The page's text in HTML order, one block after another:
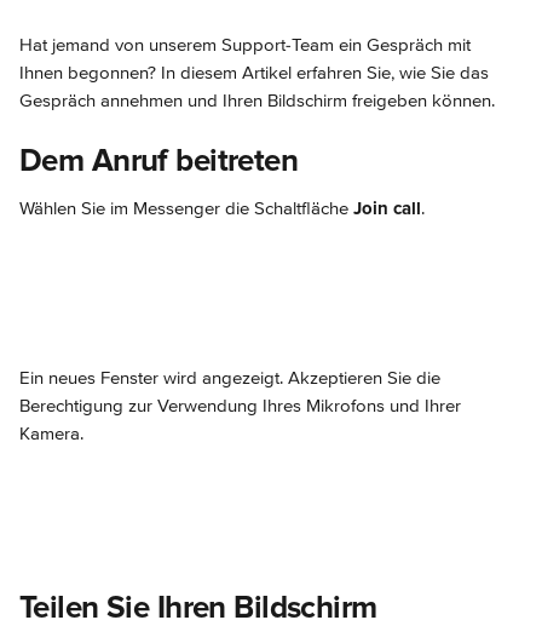
Hat jemand von unserem Support-Team ein Gespräch mit
Ihnen begonnen? In diesem Artikel erfahren Sie, wie Sie das
Gespräch annehmen und Ihren Bildschirm freigeben können.
Dem Anruf beitreten
Wählen Sie im Messenger die Schaltfläche Join call.
Ein neues Fenster wird angezeigt. Akzeptieren Sie die
Berechtigung zur Verwendung Ihres Mikrofons und Ihrer
Kamera.
Teilen Sie Ihren Bildschirm